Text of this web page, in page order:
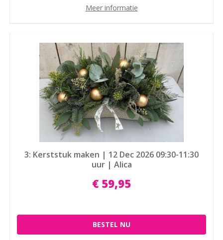
Meer informatie
3: Kerststuk maken | 12 Dec 2026 09:30-11:30
uur | Alica
€ 59,95
BESTEL NU